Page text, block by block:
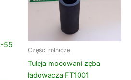
55
Części rolnicze
Tuleja mocowani zęba
ładowacza FT1001